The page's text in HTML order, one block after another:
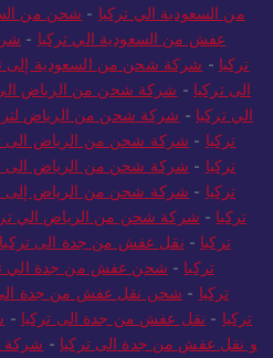
من السعودية الي تركيا - شحن من
عفش من السعودية الي تركيا -
تركيا - شركة شحن من السعودية إلى
الى تركيا - شركة شحن من الرياض الي
الي تركيا - شركة شحن من الرياض
تركيا - شركة شحن من الرياض الى
تركيا - شركة شحن من الرياض الى
تركيا - شركة شحن من الرياض إلى
تركيا - شركة شحن من الرياض الي
تركيا - نقل عفش من جدة الى تركيا
تركيا - شحن عفش من جدة الي
تركيا - شحن نقل عفش من جدة الى
تركيا - نقل عفش من جدة الى تركيا -
و نقل عفش من جدة الى تركيا - شركة